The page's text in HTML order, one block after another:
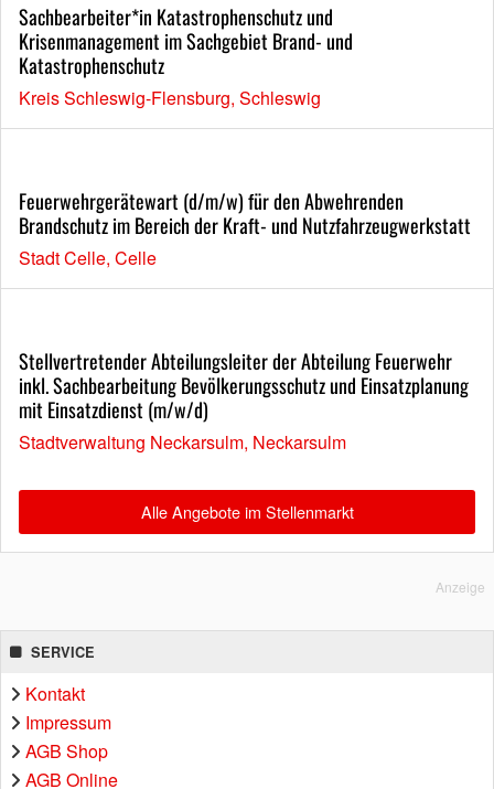
Sachbearbeiter*in Katastrophenschutz und
Krisenmanagement im Sachgebiet Brand- und
Katastrophenschutz
Kreis Schleswig-Flensburg, Schleswig
Feuerwehrgerätewart (d/m/w) für den Abwehrenden
Brandschutz im Bereich der Kraft- und Nutzfahrzeugwerkstatt
Stadt Celle, Celle
Stellvertretender Abteilungsleiter der Abteilung Feuerwehr
inkl. Sachbearbeitung Bevölkerungsschutz und Einsatzplanung
mit Einsatzdienst (m/w/d)
Stadtverwaltung Neckarsulm, Neckarsulm
Alle Angebote im Stellenmarkt
Anzeige
SERVICE
Kontakt
Impressum
AGB Shop
AGB Online